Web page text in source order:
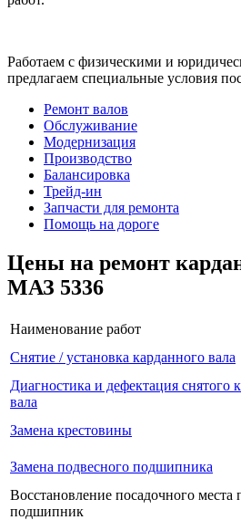
Работаем с физическими и
предлагаем специальные условия
Ремонт валов
Обслуживание
Модернизация
Производство
Балансировка
Трейд-ин
Запчасти для ремонта
Помощь на дороге
Цены на ремонт
МАЗ 5336
Наименование работ
Снятие / установка карданного вала
Диагностика и дефектация снятого
вала
Замена крестовины
Замена подвесного подшипника
Восстановление посадочного места
подшипник